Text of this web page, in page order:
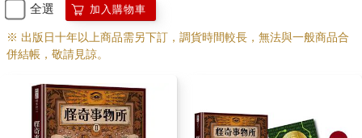
全選 加入購物車
※ 出版日十年以上商品需另下訂，調貨時間較長，無法與一般商品合
併結帳，敬請見諒。